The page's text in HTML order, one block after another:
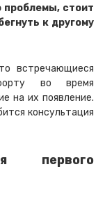
проблемы, стоит
к другому
встречающиеся
во время
на их появление.
консультация
первого